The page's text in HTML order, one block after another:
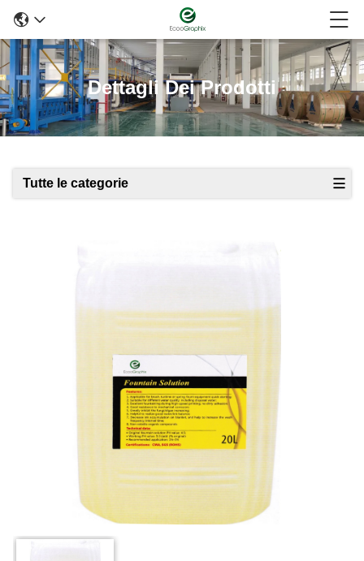
Dettagli Dei Prodotti
Tutte le categorie